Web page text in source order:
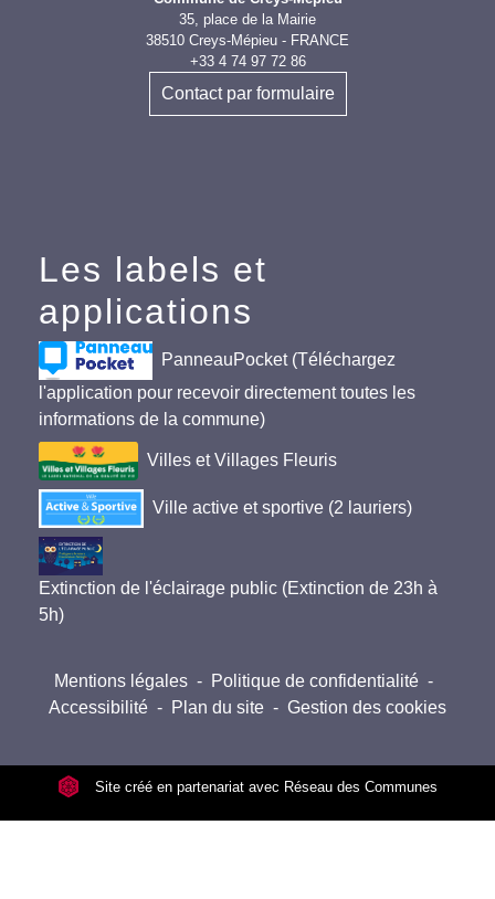
35, place de la Mairie
38510 Creys-Mépieu - FRANCE
+33 4 74 97 72 86
Contact par formulaire
Les labels et
applications
PanneauPocket (Téléchargez
l'application pour recevoir directement toutes les
informations de la commune)
Villes et Villages Fleuris
Ville active et sportive (2 lauriers)
Extinction de l'éclairage public (Extinction de 23h à
5h)
Mentions légales - Politique de confidentialité -
Accessibilité - Plan du site - Gestion des cookies
Site créé en partenariat avec Réseau des Communes